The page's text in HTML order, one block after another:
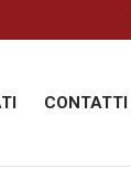
CONTATTI